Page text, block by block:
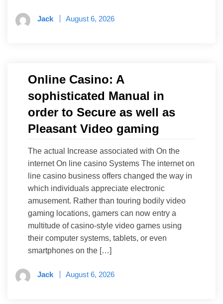
Jack August 6, 2026
Online Casino: A
sophisticated Manual in
order to Secure as well as
Pleasant Video gaming
The actual Increase associated with On the
internet On line casino Systems The internet on
line casino business offers changed the way in
which individuals appreciate electronic
amusement. Rather than touring bodily video
gaming locations, gamers can now entry a
multitude of casino-style video games using
their computer systems, tablets, or even
smartphones on the […]
Jack August 6, 2026